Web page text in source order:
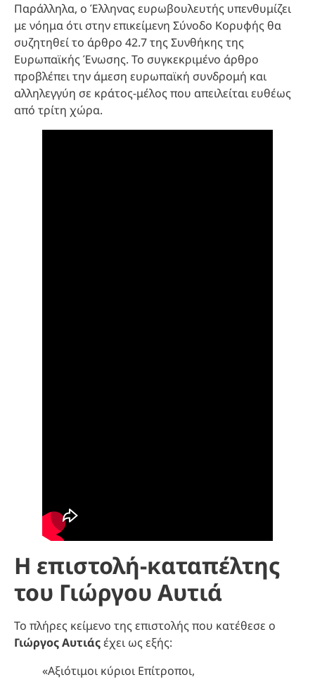
Παράλληλα, ο Έλληνας ευρωβουλευτής υπενθυμίζει
με νόημα ότι στην επικείμενη Σύνοδο Κορυφής θα
συζητηθεί το άρθρο 42.7 της Συνθήκης της
Ευρωπαϊκής Ένωσης. Το συγκεκριμένο άρθρο
προβλέπει την άμεση ευρωπαϊκή συνδρομή και
αλληλεγγύη σε κράτος-μέλος που απειλείται ευθέως
από τρίτη χώρα.
Η επιστολή-καταπέλτης
του Γιώργου Αυτιά
Το πλήρες κείμενο της επιστολής που κατέθεσε ο
Γιώργος Αυτιάςέχει ως εξής:
«Αξιότιμοι κύριοι Επίτροποι,